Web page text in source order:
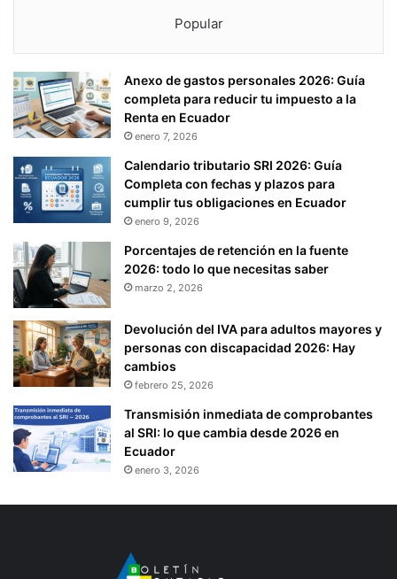
Popular
Anexo de gastos personales 2026: Guía
completa para reducir tu impuesto a la
Renta en Ecuador
enero 7, 2026
Calendario tributario SRI 2026: Guía
Completa con fechas y plazos para
cumplir tus obligaciones en Ecuador
enero 9, 2026
Porcentajes de retención en la fuente
2026: todo lo que necesitas saber
marzo 2, 2026
Devolución del IVA para adultos mayores y
personas con discapacidad 2026: Hay
cambios
febrero 25, 2026
Transmisión inmediata de comprobantes
al SRI: lo que cambia desde 2026 en
Ecuador
enero 3, 2026